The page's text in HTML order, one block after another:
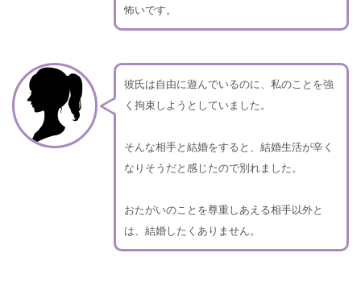
怖いです。
彼氏は自由に遊んでいるのに、私のことを強
く拘束しようとしていました。
そんな相手と結婚をすると、結婚生活が辛く
なりそうだと感じたので別れました。
おたがいのことを尊重しあえる相手以外と
は、結婚したくありません。